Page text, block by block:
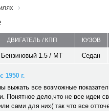
ДВИГАТЕЛЬ / КПП КУЗОВ
Бензиновый 1.5 / MT Седан
1950 г.
выжать все возможные
Понятное дело,что не все идеи
сами для них( так что все